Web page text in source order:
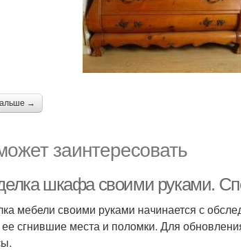
→
заинтересовать
шкафа своими руками.
мебели своими руками начинается с
сгнившие места и поломки. Для